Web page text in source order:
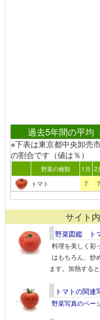
過去5年間の平均
※下表は東京都中央卸売
の割合です（値は％）
野菜の種類 1月 2
トマト
7 7
サイト
野菜図鑑 ト
料理を美しく彩
はもちろん、炒
ます。加熱する
トマトの関連
野菜写真のペー